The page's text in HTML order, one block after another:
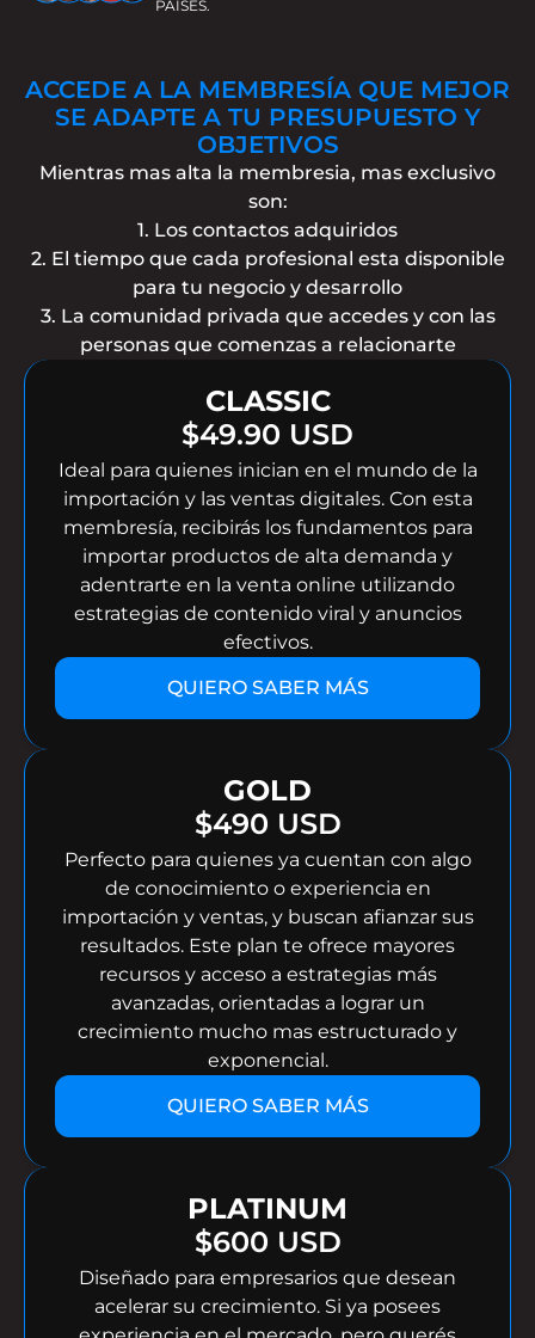
PAISES.
ACCEDE A LA MEMBRESÍA QUE MEJOR
SE ADAPTE A TU PRESUPUESTO Y
OBJETIVOS
Mientras mas alta la membresia, mas exclusivo
son:
1. Los contactos adquiridos
2. El tiempo que cada profesional esta disponible
para tu negocio y desarrollo
3. La comunidad privada que accedes y con las
personas que comenzas a relacionarte
CLASSIC
$49.90 USD
Ideal para quienes inician en el mundo de la
importación y las ventas digitales. Con esta
membresía, recibirás los fundamentos para
importar productos de alta demanda y
adentrarte en la venta online utilizando
estrategias de contenido viral y anuncios
efectivos.
QUIERO SABER MÁS
GOLD
$490 USD
Perfecto para quienes ya cuentan con algo
de conocimiento o experiencia en
importación y ventas, y buscan afianzar sus
resultados. Este plan te ofrece mayores
recursos y acceso a estrategias más
avanzadas, orientadas a lograr un
crecimiento mucho mas estructurado y
exponencial.
QUIERO SABER MÁS
PLATINUM
$600 USD
Diseñado para empresarios que desean
acelerar su crecimiento. Si ya posees